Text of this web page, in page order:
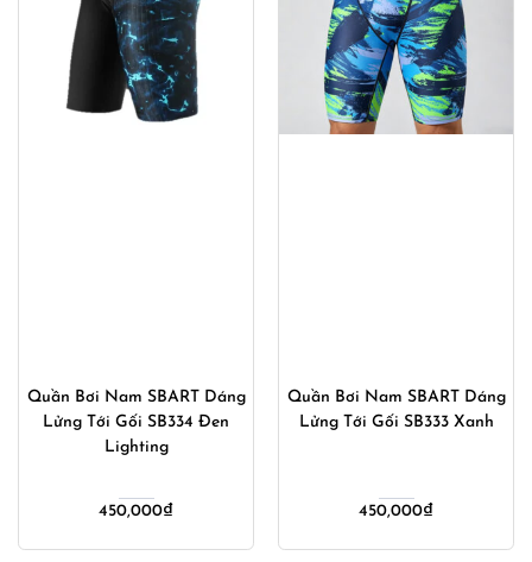
Quần Bơi Nam SBART Dáng
Lửng Tới Gối SB334 Đen
Lighting
450,000₫
Quần Bơi Nam SBART Dáng
Lửng Tới Gối SB333 Xanh
450,000₫